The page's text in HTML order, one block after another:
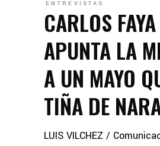
ENTREVISTAS
CARLOS FAYA
APUNTA LA
A UN MAYO
TIÑA DE
LUIS VILCHEZ /